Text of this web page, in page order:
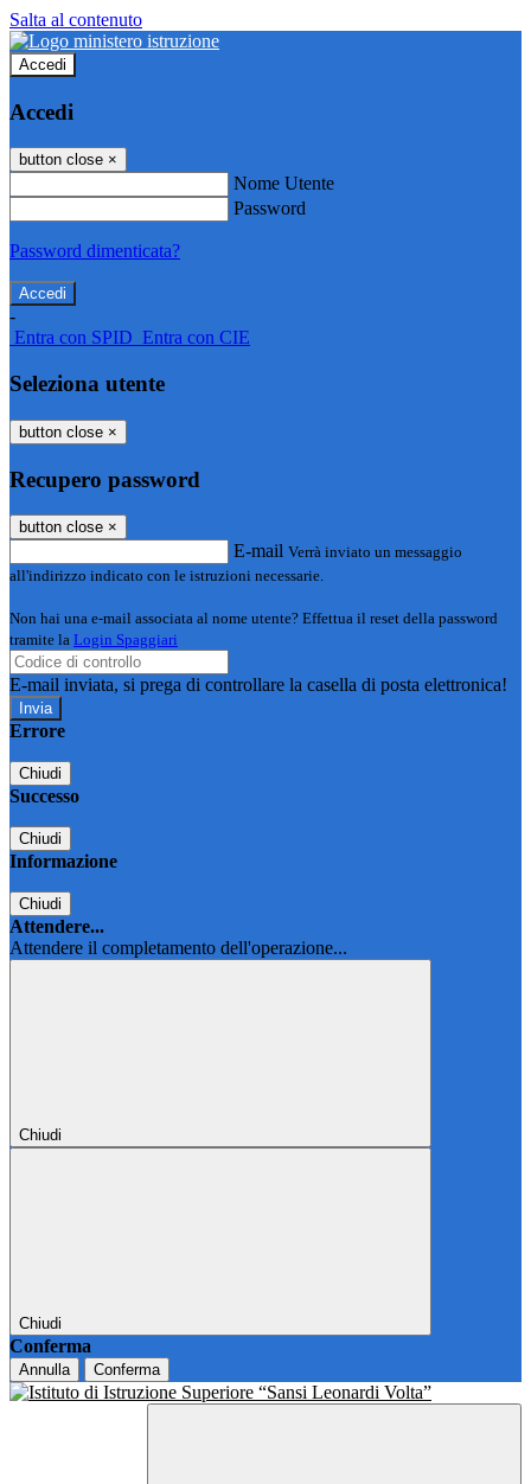
Salta al contenuto
Accedi
Accedi
button close ×
Nome Utente
Password
Password dimenticata?
-
Entra con SPID Entra con CIE
Seleziona utente
button close ×
Recupero password
button close ×
E-mail Verrà inviato un messaggio
all'indirizzo indicato con le istruzioni necessarie.
Non hai una e-mail associata al nome utente? Effettua il reset della password
tramite la Login Spaggiari
E-mail inviata, si prega di controllare la casella di posta elettronica!
Errore
Chiudi
Successo
Chiudi
Informazione
Chiudi
Attendere...
Attendere il completamento dell'operazione...
Chiudi
Chiudi
Conferma
Annulla Conferma